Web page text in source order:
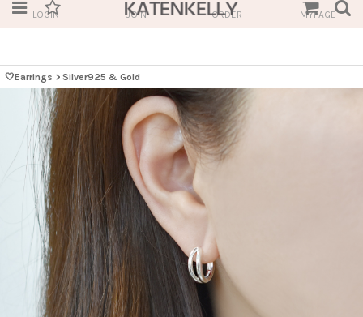
LOGIN JOIN ORDER MYPAGE
🤍Earrings > Silver925 & Gold